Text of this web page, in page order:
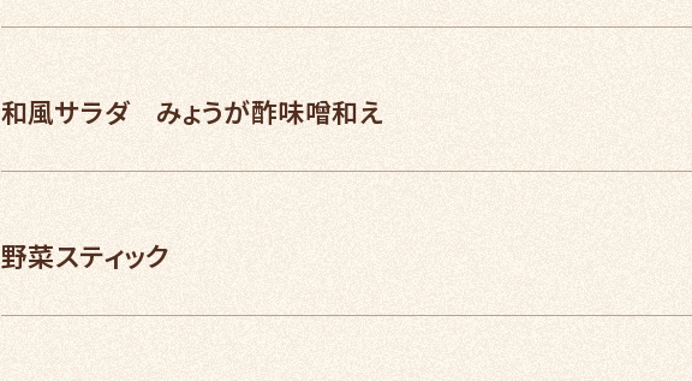
和風サラダ みょうが酢味噌和え
野菜スティック